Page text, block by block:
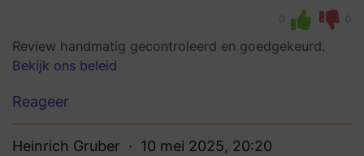
0 0
Review handmatig gecontroleerd en goedgekeurd.
Bekijk ons beleid
Reageer
Heinrich Gruber 10 mei 2025, 20:20